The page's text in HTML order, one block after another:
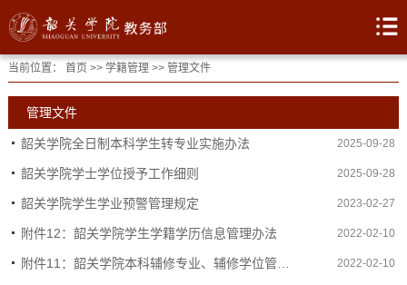
当前位置： 首页 >> 学籍管理>> 管理文件
管理文件
韶关学院全日制本科学生转专业实施办法 2025-09-28
韶关学院学士学位授予工作细则 2025-09-28
韶关学院学生学业预警管理规定 2023-02-27
附件12：韶关学院学生学籍学历信息管理办法 2022-02-10
2022-02-10